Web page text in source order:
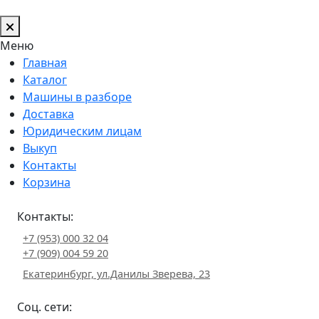
Меню
Главная
Каталог
Машины в разборе
Доставка
Юридическим лицам
Выкуп
Контакты
Корзина
Контакты:
+7 (953) 000 32 04
+7 (909) 004 59 20
Екатеринбург, ул.Данилы Зверева, 23
Соц. сети: